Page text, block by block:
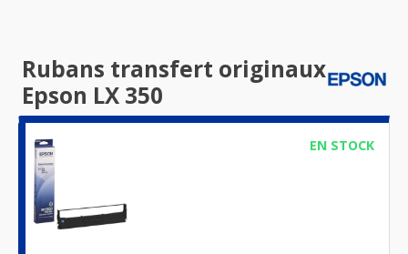
Rubans transfert originaux
Epson LX 350
EN STOCK